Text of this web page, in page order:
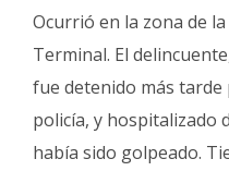
Ocurrió en la zona de la
Terminal. El
fue detenido más tarde
policía, y hospitalizado
había sido golpeado.